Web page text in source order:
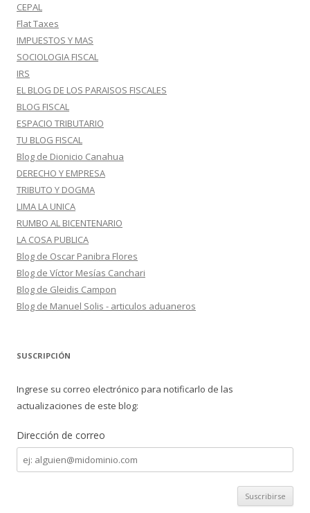
CEPAL
Flat Taxes
IMPUESTOS Y MAS
SOCIOLOGIA FISCAL
IRS
EL BLOG DE LOS PARAISOS FISCALES
BLOG FISCAL
ESPACIO TRIBUTARIO
TU BLOG FISCAL
Blog de Dionicio Canahua
DERECHO Y EMPRESA
TRIBUTO Y DOGMA
LIMA LA UNICA
RUMBO AL BICENTENARIO
LA COSA PUBLICA
Blog de Oscar Panibra Flores
Blog de Víctor Mesías Canchari
Blog de Gleidis Campon
Blog de Manuel Solis - articulos aduaneros
SUSCRIPCIÓN
Ingrese su correo electrónico para notificarlo de las
actualizaciones de este blog:
Dirección de correo
Dirección
de
correo